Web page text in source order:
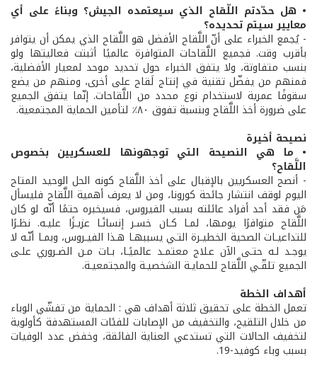
• هل حدّدتم اللّقاح الذي سيعتمده الجيش؟ وبناءً على أي
معايير سيتم تحديده؟
- يُجمع الخبراء على أنّ اللَّقاح الأفضل هو اللَّقاح الذي يمكن أن يتوافر
بأقرب وقت. فجميع اللَّقاحات المتوافرة عالميًا أثبتت فعاليتها ولو
بنسب متفاوتة، ولا يتفق الخبراء حول تحديد موحد لمعيار الأفضلية،
فمنهم من يفضّل تقنية في إنتاج لَقاح على أخرى، ومنهم من يضع
سقوفًا عمرية لاستخدام نوع محدد من اللَّقاحات. إنّما يتفق الجميع
على ضرورة أخذ اللَّقاح وبنسبة تفوق ٨٠٪ لتأمين الحماية المجتمعية.
نصيحة أخيرة
• ما هي النصيحة التي توجهونها للعسكريين بخصوص
اللَّقاح؟
- أنصح العسكريين بالإقبال على أخذ اللَّقاح كونه الحل الوحيد المتاح
اليوم لوقف انتشار جائحة كورونا، ومن لا يعرف أهمية اللَّقاح فليسأل
مَن فقد أحد أفراد عائلته بسبب الفيروس، فسيخبره حتمًا أنّه لو كان
اللَّقاح متوافرًا يومها، لمـا كـان خسـر إنسانًـا عزيـزًا عليـه. نظـرًا
للتداعيـات الصحية الخطيـرة التـي يسببهـا هـذا الفيـروس، وبمـا أنّـه لا
يوجـد لـه حتـى الآن عـلاج معتمـد عالميًـا، بـات مـن الضـروري علـى
الجميع تلقّـي اللَّقاح للحمايـة الشخصيـة والمجتمعيـة.
أهداف الخطة
تعمل الخطة على تحقيق ثلاثة أهداف هي : الحماية من تفشّي الوباء
من خلال التلقيح، والتخفيف من الإصابات للفئات المستهدفة كأولوية
لتخفيف الحالات التي تستدعي العناية الفائقة، وخفض عدد الوفيات
بسبب وباء كوفيد-19.